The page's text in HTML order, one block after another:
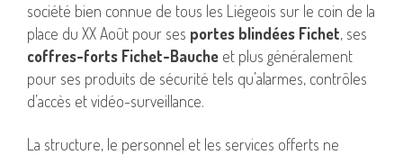
société bien connue de tous les Liégeois sur le coin de la
place du XX Août pour ses portes blindées Fichet, ses
coffres-forts Fichet-Bauche et plus généralement
pour ses produits de sécurité tels qu’alarmes, contrôles
d’accès et vidéo-surveillance.
La structure, le personnel et les services offerts ne